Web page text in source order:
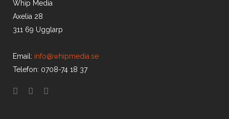
Whip Media
Axelia 28
311 69 Ugglarp
Email: info@whipmedia.se
Telefon: 0708-74 18 37